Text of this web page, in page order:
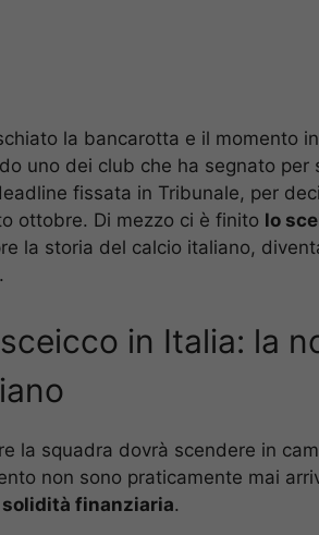
la bancarotta e il momento
uno dei club che ha segnato per
fissata in Tribunale, per
ottobre. Di mezzo ci è finito lo
la storia del calcio italiano,
.
in Italia: la
la squadra dovrà scendere in
non sono praticamente mai
finanziaria.